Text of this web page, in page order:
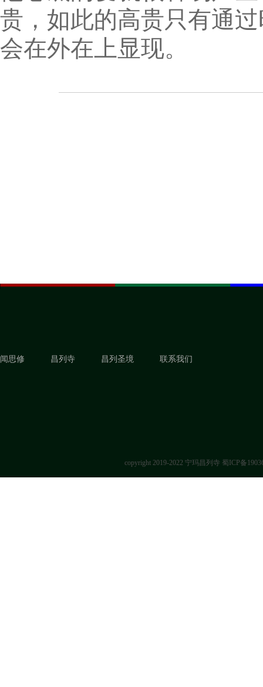
贵，如此的高贵只有通
会在外在上显现。
闻思修 昌列寺 昌列圣境 联系我们
copyright 2019-2022 宁玛昌列寺 蜀ICP备